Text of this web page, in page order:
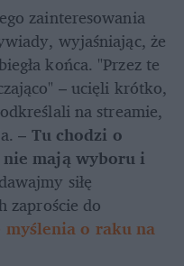
zainteresowania
wyjaśniając, że
końca. "Przez te
– ucięli krótko,
na streamie,
– Tu chodzi o
mają wyboru i
siłę
zaproście do
myślenia o raku na